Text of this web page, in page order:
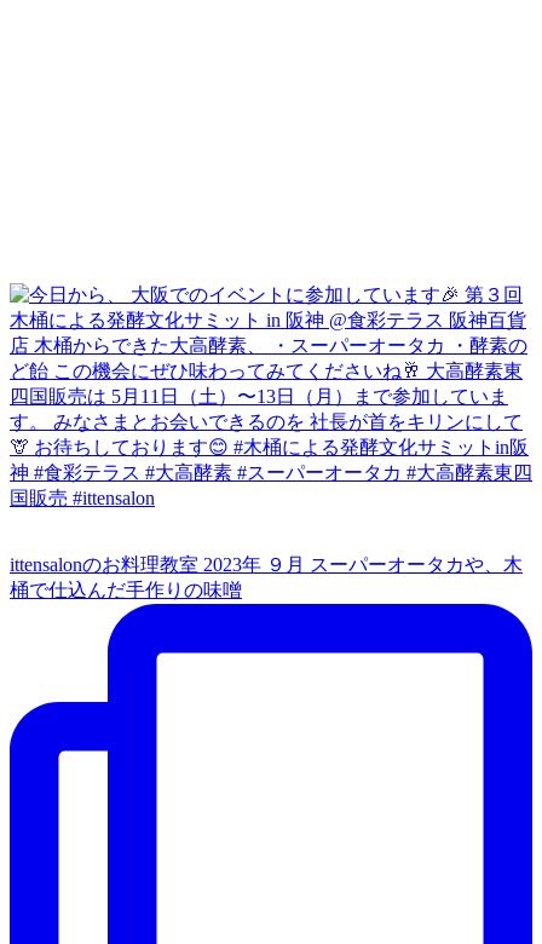
ittensalonのお料理教室 2023年 ９月 スーパーオータカや、木
桶で仕込んだ手作りの味噌